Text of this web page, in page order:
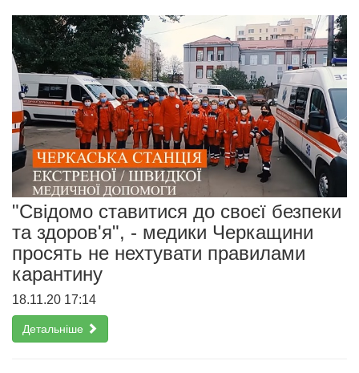
"Свідомо ставитися до своєї безпеки
та здоров'я", - медики Черкащини
просять не нехтувати правилами
карантину
18.11.20 17:14
Детальніше